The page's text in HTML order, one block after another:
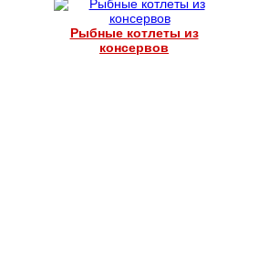
Рыбные котлеты из
консервов